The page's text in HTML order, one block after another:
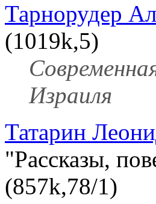
Тарнорудер
(1019k,5)
Израиля
Татарин
"Рассказы,
(857k,78/1)